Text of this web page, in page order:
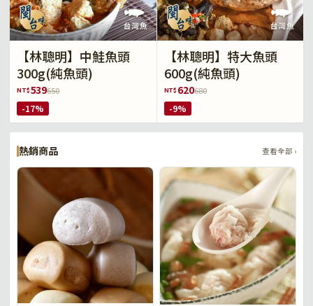
【林聰明】中鮭魚頭
300g(純魚頭)
NT$539650
-17%
【林聰明】特大魚頭
600g(純魚頭)
NT$ 620680
-9%
熱銷商品 查看全部 ›